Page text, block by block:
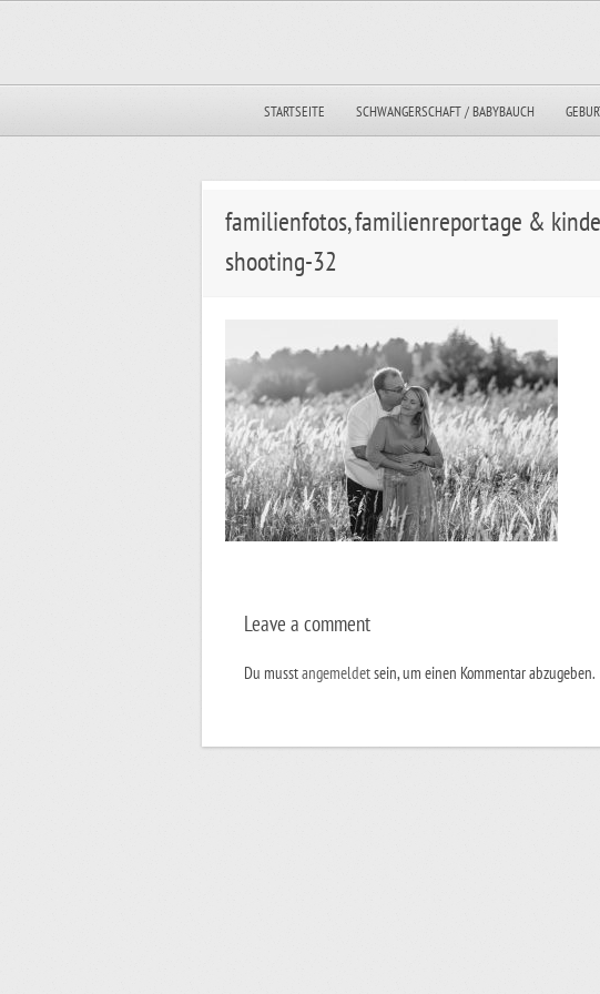
STARTSEITE SCHWANGERSCHAFT / BABYBAUCH
familienfotos, familienreportage &
shooting-32
Leave a comment
Du musstangemeldetsein, um einen Kommentar abzugeben.